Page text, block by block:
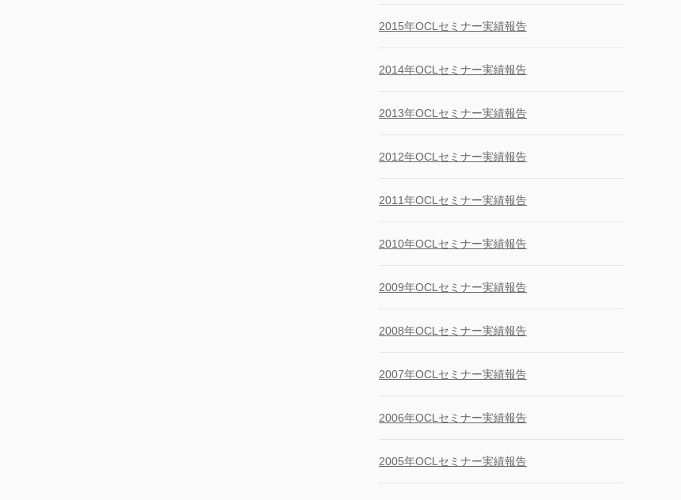
2015年OCLセミナー実績報告
2014年OCLセミナー実績報告
2013年OCLセミナー実績報告
2012年OCLセミナー実績報告
2011年OCLセミナー実績報告
2010年OCLセミナー実績報告
2009年OCLセミナー実績報告
2008年OCLセミナー実績報告
2007年OCLセミナー実績報告
2006年OCLセミナー実績報告
2005年OCLセミナー実績報告